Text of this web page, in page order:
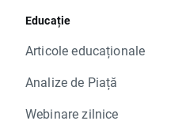
Educație
Articole educaționale
Analize de Piață
Webinare zilnice